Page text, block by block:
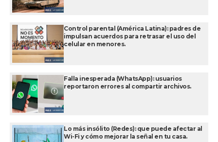
Control parental (América Latina): padres de
impulsan acuerdos para retrasar el uso del
celular en menores.
Falla inesperada (WhatsApp): usuarios
reportaron errores al compartir archivos.
Lo más insólito (Redes): que puede afectar al
Wi-Fi y cómo mejorar la señal en tu casa.